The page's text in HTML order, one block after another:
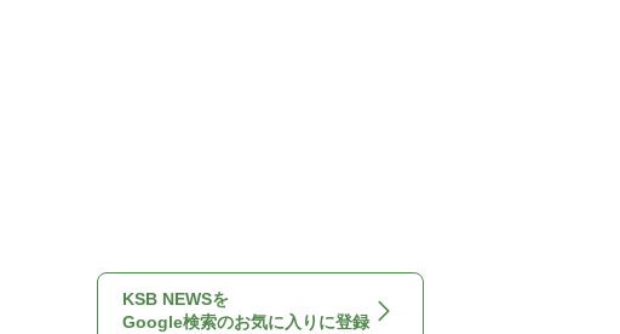
KSB NEWSを
Google検索のお気に入りに登録